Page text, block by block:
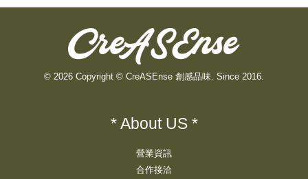
© 2026 Copyright © CreASEnse 創感品味. Since 2016.
* About US *
營業資訊
合作接洽